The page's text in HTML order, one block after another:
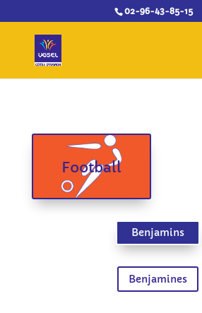
02-96-43-85-15
Football
Benjamins
Benjamines